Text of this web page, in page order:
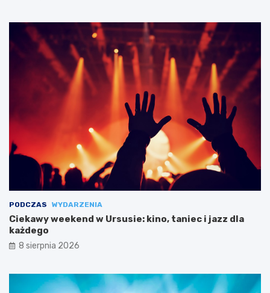
PODCZAS WYDARZENIA
Ciekawy weekend w Ursusie: kino, taniec i jazz dla
każdego
8 sierpnia 2026